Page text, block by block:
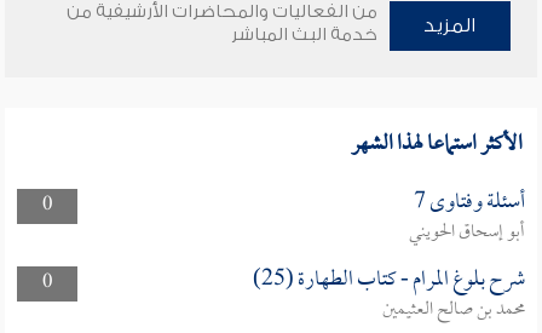
المزيد
من الفعاليات والمحاضرات الأرشيفية من
خدمة البث المباشر
الأكثر استماعا لهذا الشهر
0 أسئلة وفتاوى 7
أبو إسحاق الحويني
0
شرح بلوغ المرام - كتاب الطهارة (25)
محمد بن صالح العثيمين